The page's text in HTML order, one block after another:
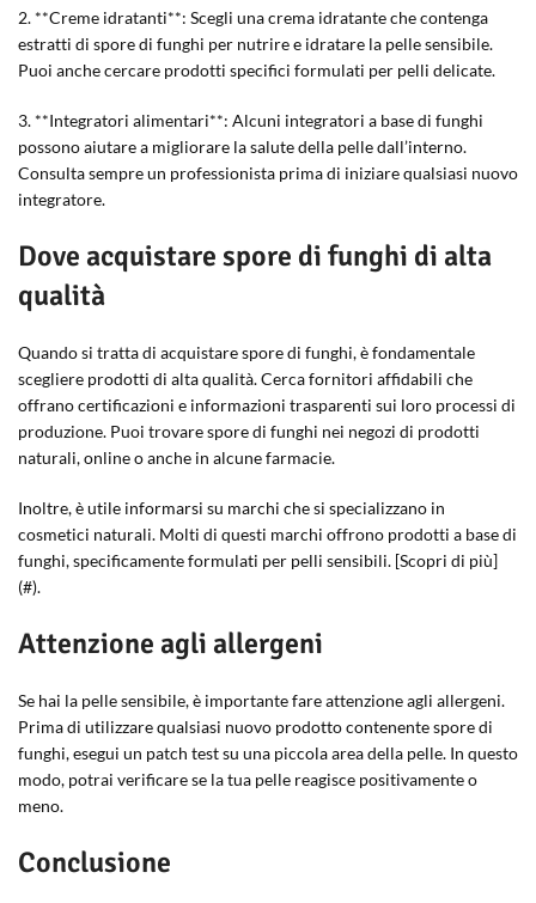
2. **Creme idratanti**: Scegli una crema idratante che contenga
estratti di spore di funghi per nutrire e idratare la pelle sensibile.
Puoi anche cercare prodotti specifici formulati per pelli delicate.
3. **Integratori alimentari**: Alcuni integratori a base di funghi
possono aiutare a migliorare la salute della pelle dall’interno.
Consulta sempre un professionista prima di iniziare qualsiasi nuovo
integratore.
Dove acquistare spore di funghi di alta
qualità
Quando si tratta di acquistare spore di funghi, è fondamentale
scegliere prodotti di alta qualità. Cerca fornitori affidabili che
offrano certificazioni e informazioni trasparenti sui loro processi di
produzione. Puoi trovare spore di funghi nei negozi di prodotti
naturali, online o anche in alcune farmacie.
Inoltre, è utile informarsi su marchi che si specializzano in
cosmetici naturali. Molti di questi marchi offrono prodotti a base di
funghi, specificamente formulati per pelli sensibili. [Scopri di più]
(#).
Attenzione agli allergeni
Se hai la pelle sensibile, è importante fare attenzione agli allergeni.
Prima di utilizzare qualsiasi nuovo prodotto contenente spore di
funghi, esegui un patch test su una piccola area della pelle. In questo
modo, potrai verificare se la tua pelle reagisce positivamente o
meno.
Conclusione